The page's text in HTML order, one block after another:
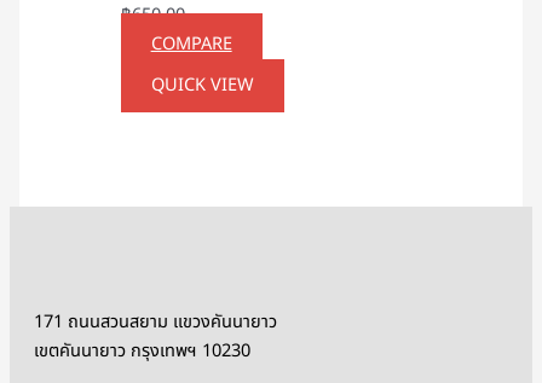
฿650.00
COMPARE
QUICK VIEW
171 ถนนสวนสยาม แขวงคันนายาว
เขตคันนายาว กรุงเทพฯ 10230